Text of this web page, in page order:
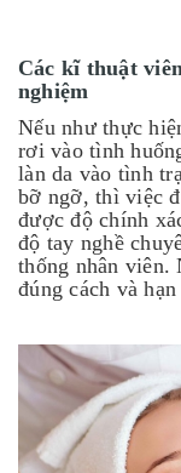
Các kĩ thuật
nghiệm
Nếu như thực
rơi vào tình
làn da vào tình
bỡ ngỡ, thì việc
được độ chính
độ tay nghề
thống nhân viên.
đúng cách và